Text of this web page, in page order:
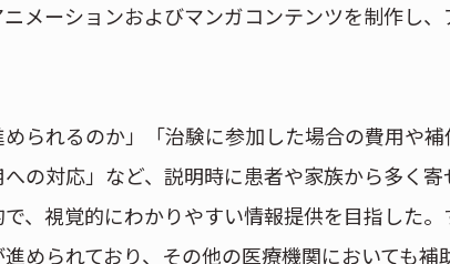
メーションおよびマンガコンテンツを制作し、
られるのか」「治験に参加した場合の費用や補
の対応」など、説明時に患者や家族から多く寄
、視覚的にわかりやすい情報提供を目指した。
められており、その他の医療機関においても補